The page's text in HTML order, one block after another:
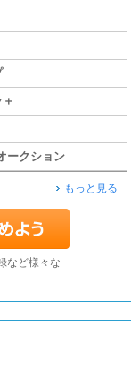
ークション
もっと見る
など様々な